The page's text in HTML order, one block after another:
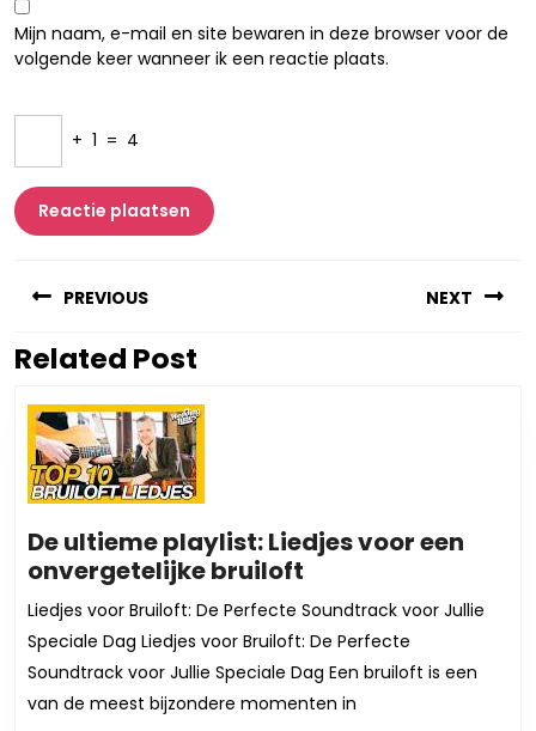
Mijn naam, e-mail en site bewaren in deze browser voor de
volgende keer wanneer ik een reactie plaats.
+ 1 = 4
PREVIOUS
Vorig
NEXT
Related Post
De ultieme playlist: Liedjes voor een
onvergetelijke bruiloft
ultieme
playlist:
Liedjes
voor
een
Liedjes voor Bruiloft: De Perfecte Soundtrack voor Jullie
Speciale Dag Liedjes voor Bruiloft: De Perfecte
Soundtrack voor Jullie Speciale Dag Een bruiloft is een
van de meest bijzondere momenten in